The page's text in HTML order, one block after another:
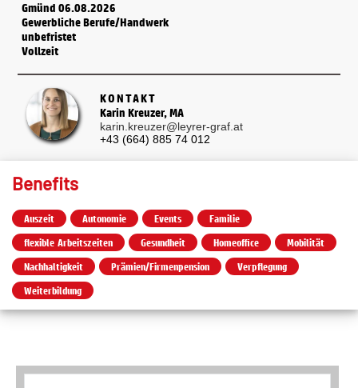
Gmünd 06.08.2026
Gewerbliche Berufe/Handwerk
unbefristet
Vollzeit
KONTAKT
Karin Kreuzer, MA
karin.kreuzer@leyrer-graf.at
+43 (664) 885 74 012
Benefits
Auszeit Autonomie Events
Familie
flexible Arbeitszeiten
Gesundheit Homeoffice
Mobilität
Nachhaltigkeit
Prämien/Firmenpension
Verpflegung
Weiterbildung